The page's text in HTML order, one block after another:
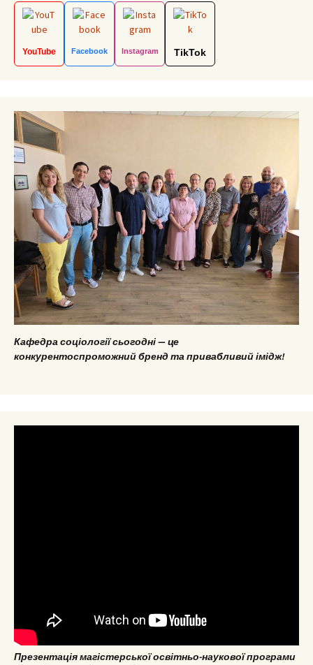
YouTube Facebook Instagram TikTok
Кафедра соціології сьогодні — це
конкурентоспроможний бренд та привабливий імідж!
Презентація магістерської освітньо-наукової програми